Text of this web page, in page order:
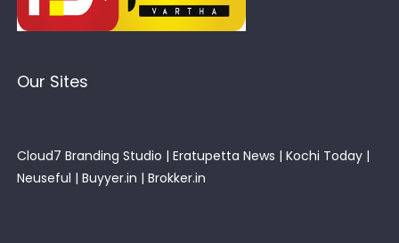
Our Sites
Cloud7 Branding Studio | Eratupetta News | Kochi Today |
Neuseful | Buyyer.in | Brokker.in